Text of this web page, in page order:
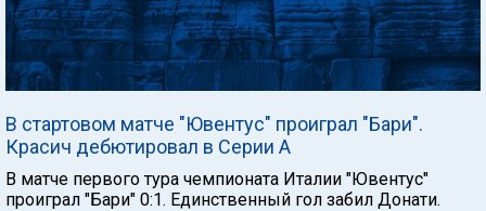
В стартовом матче "Ювентус" проиграл "Бари".
Красич дебютировал в Серии А
В матче первого тура чемпионата Италии "Ювентус"
проиграл "Бари" 0:1. Единственный гол забил Донати.